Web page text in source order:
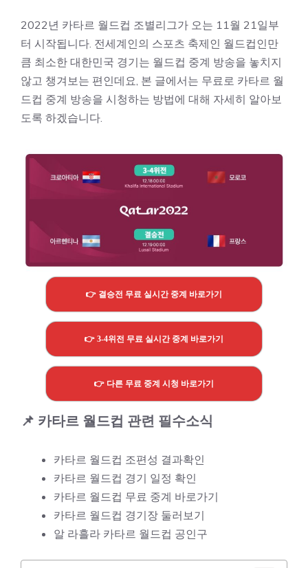
2022년 카타르 월드컵 조별리그가 오는 11월 21일부
터 시작됩니다. 전세계인의 스포츠 축제인 월드컵인만
큼 최소한 대한민국 경기는 월드컵 중계 방송을 놓치지
않고 챙겨보는 편인데요, 본 글에서는 무료로 카타르 월
드컵 중계 방송을 시청하는 방법에 대해 자세히 알아보
도록 하겠습니다.
👉 결승전 무료 실시간 중계 바로가기
👉 3-4위전 무료 실시간 중계 바로가기
👉 다른 무료 중계 시청 바로가기
📌 카타르 월드컵 관련 필수소식
카타르 월드컵 조편성 결과확인
카타르 월드컵 경기 일정 확인
카타르 월드컵 무료 중계 바로가기
카타르 월드컵 경기장 둘러보기
알 라흘라 카타르 월드컵 공인구